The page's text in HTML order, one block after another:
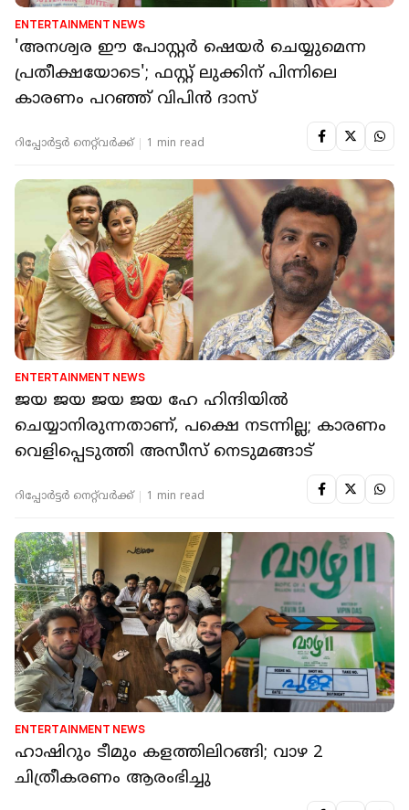
ENTERTAINMENT NEWS
'അനശ്വര ഈ പോസ്റ്റർ ഷെയർ ചെയ്യുമെന്ന
പ്രതീക്ഷയോടെ'; ഫസ്റ്റ് ലുക്കിന് പിന്നിലെ
കാരണം പറഞ്ഞ് വിപിൻ ദാസ്
റിപ്പോർട്ടർ നെറ്റ്‌വര്‍ക്ക്‌ 1 min read
ENTERTAINMENT NEWS
ജയ ജയ ജയ ജയ ഹേ ഹിന്ദിയിൽ
ചെയ്യാനിരുന്നതാണ്, പക്ഷെ നടന്നില്ല; കാരണം
വെളിപ്പെടുത്തി അസീസ് നെടുമങ്ങാട്
റിപ്പോർട്ടർ നെറ്റ്‌വര്‍ക്ക്‌ 1 min read
ENTERTAINMENT NEWS
ഹാഷിറും ടീമും കളത്തിലിറങ്ങി; വാഴ 2
ചിത്രീകരണം ആരംഭിച്ചു